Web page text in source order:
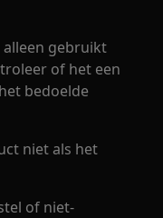
gebruikt
of het een
bedoelde
niet als het
of niet-